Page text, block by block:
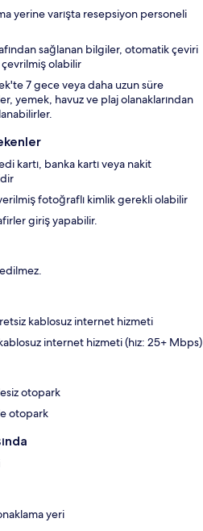
yerine varışta resepsiyon personeli
sağlanan bilgiler, otomatik çeviri
çevrilmiş olabilir
7 gece veya daha uzun süre
yemek, havuz ve plaj olanaklarından
kartı, banka kartı veya nakit
fotoğraflı kimlik gerekli olabilir
giriş yapabilir.
kablosuz internet hizmeti
internet hizmeti (hız: 25+ Mbps)
otopark
otopark
yeri